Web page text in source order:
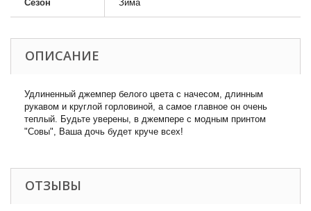
Сезон Зима
ОПИСАНИЕ
Удлиненный джемпер белого цвета с начесом, длинным
рукавом и круглой горловиной, а самое главное он очень
теплый. Будьте уверены, в джемпере с модным принтом
"Совы", Ваша дочь будет круче всех!
ОТЗЫВЫ